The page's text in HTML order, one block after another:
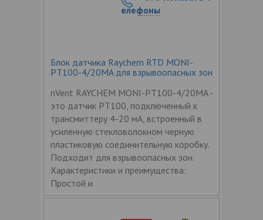
Блок датчика Raychem RTD MONI-
PT100-4/20MA для взрывоопасных зон
nVent RAYCHEM MONI-PT100-4/20MA -
это датчик PT100, подключенный к
трансмиттеру 4-20 мА, встроенный в
усиленную стекловолокном черную
пластиковую соединительную коробку.
Подходит для взрывоопасных зон.
Характеристики и преимущества:
Простой и
елефоны